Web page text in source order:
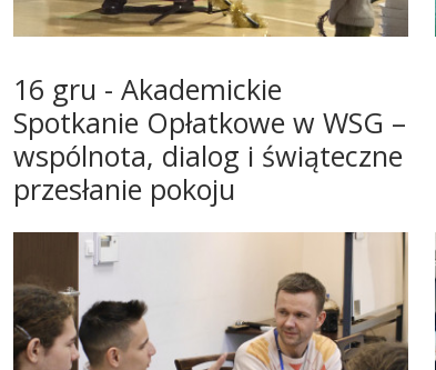
16 gru - Akademickie
Spotkanie Opłatkowe w WSG –
wspólnota, dialog i świąteczne
przesłanie pokoju